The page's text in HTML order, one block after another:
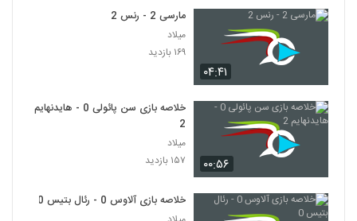
۰۴:۴۱
مارسی 2 - رنس 2
میلاد
۱۶۹ بازدید
۰۰:۵۶
خلاصه بازی سن پائولی 0 - هایدنهایم
2
میلاد
۱۵۷ بازدید
خلاصه بازی آلاوس 0 - رئال بتیس 0